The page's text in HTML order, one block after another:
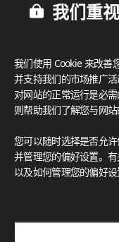
探索创新项目、独特
我们重
我们使用 Cookie 来改善
并支持我们的市场推广
对网站的正常运行是必
则帮助我们了解您与网
您可以随时选择是否允许
并管理您的偏好设置。
以及如何管理您的偏好